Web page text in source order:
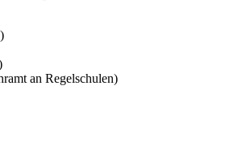
an Regelschulen)